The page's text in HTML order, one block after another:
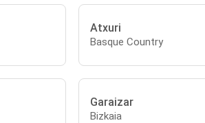
Atxuri
Basque Country
Garaizar
Bizkaia